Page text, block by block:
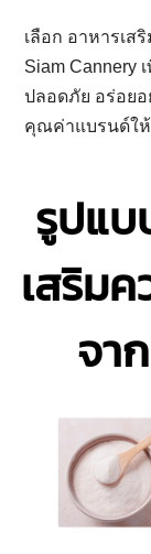
เลือก อาหารเส
Siam Cannery
ปลอดภัย อร่อย
คุณค่าแบรนด์ใ
รูปแ
เสริม
จา